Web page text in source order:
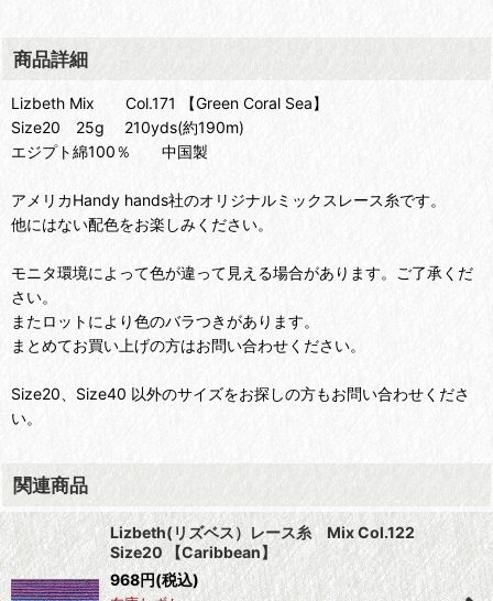
商品詳細
Lizbeth Mix Col.171 【Green Coral Sea】
Size20 25g 210yds(約190m)
エジプト綿100％ 中国製
アメリカHandy hands社のオリジナルミックスレース糸です。
他にはない配色をお楽しみください。
モニタ環境によって色が違って見える場合があります。ご了承くだ
さい。
またロットにより色のバラつきがあります。
まとめてお買い上げの方はお問い合わせください。
Size20、Size40 以外のサイズをお探しの方もお問い合わせくださ
い。
関連商品
Lizbeth(リズベス）レース糸 Mix Col.122
Size20 【Caribbean】
968円(税込)